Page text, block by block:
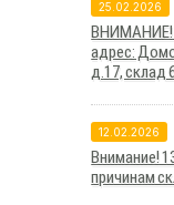
25.02.2026
ВНИМАНИЕ!
адрес:
д.17, склад 6
12.02.2026
Внимание!
причинам